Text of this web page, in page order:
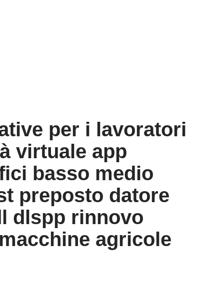
per i lavoratori
virtuale app
basso medio
preposto datore
dlspp rinnovo
agricole